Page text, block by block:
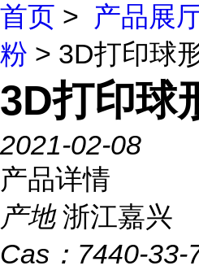
首页 > 产品展
粉 > 3D打印球
3D打印球
2021-02-08
产品详情
产地 浙江嘉兴
Cas： 7440-33-